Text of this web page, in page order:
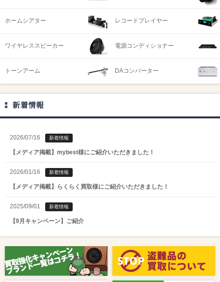
ホームシアター レコードプレイヤー
ワイヤレススピーカー 電源コンディショナー
トーンアーム DAコンバーター
新着情報
2026/07/16 新着情報
【メディア掲載】mybest様にご紹介いただきました！
2026/01/16 新着情報
【メディア掲載】らくらく買取様にご紹介いただきました！
2025/09/01 新着情報
【9月キャンペーン】ご紹介
【8月キャンペーン】ご紹介
2024/10/04 新着情報